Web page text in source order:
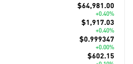
$64,981.00
+0.40%
$1,917.03
+0.40%
$0.999347
+0.00%
$602.15